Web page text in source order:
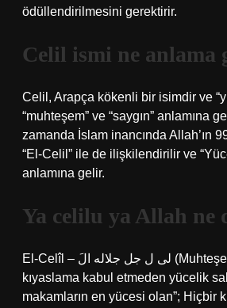
ödüllendirilmesini gerektirir.
Celil ismi ne anlama
Celil, Arapça kökenli bir isimdir ve
“muhteşem” ve “saygın” anlamına
zamanda İslam inancında Allah’ın
“El-Celil” ile de ilişkilendirilir ve
anlamına gelir.
Ya celilu ya Allah ne
El-Celîl – لی ل جل جلاله الَ (Muhteşem): “Hiçbir kayıt ve
kıyaslama kabul etmeden yücelik
makamların en yücesi olan”; Hiçbir